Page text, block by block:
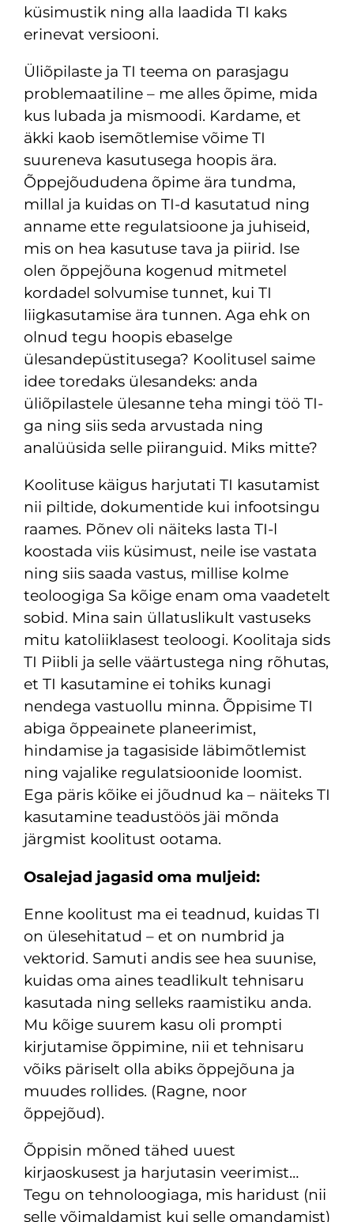
küsimustik ning alla laadida TI kaks
erinevat versiooni.
Üliõpilaste ja TI teema on parasjagu
problemaatiline – me alles õpime, mida
kus lubada ja mismoodi. Kardame, et
äkki kaob isemõtlemise võime TI
suureneva kasutusega hoopis ära.
Õppejõududena õpime ära tundma,
millal ja kuidas on TI-d kasutatud ning
anname ette regulatsioone ja juhiseid,
mis on hea kasutuse tava ja piirid. Ise
olen õppejõuna kogenud mitmetel
kordadel solvumise tunnet, kui TI
liigkasutamise ära tunnen. Aga ehk on
olnud tegu hoopis ebaselge
ülesandepüstitusega? Koolitusel saime
idee toredaks ülesandeks: anda
üliõpilastele ülesanne teha mingi töö TI-
ga ning siis seda arvustada ning
analüüsida selle piiranguid. Miks mitte?
Koolituse käigus harjutati TI kasutamist
nii piltide, dokumentide kui infootsingu
raames. Põnev oli näiteks lasta TI-l
koostada viis küsimust, neile ise vastata
ning siis saada vastus, millise kolme
teoloogiga Sa kõige enam oma vaadetelt
sobid. Mina sain üllatuslikult vastuseks
mitu katoliiklasest teoloogi. Koolitaja sids
TI Piibli ja selle väärtustega ning rõhutas,
et TI kasutamine ei tohiks kunagi
nendega vastuollu minna. Õppisime TI
abiga õppeainete planeerimist,
hindamise ja tagasiside läbimõtlemist
ning vajalike regulatsioonide loomist.
Ega päris kõike ei jõudnud ka – näiteks TI
kasutamine teadustöös jäi mõnda
järgmist koolitust ootama.
Osalejad jagasid oma muljeid:
Enne koolitust ma ei teadnud, kuidas TI
on ülesehitatud – et on numbrid ja
vektorid. Samuti andis see hea suunise,
kuidas oma aines teadlikult tehnisaru
kasutada ning selleks raamistiku anda.
Mu kõige suurem kasu oli prompti
kirjutamise õppimine, nii et tehnisaru
võiks päriselt olla abiks õppejõuna ja
muudes rollides. (Ragne, noor
õppejõud).
Õppisin mõned tähed uuest
kirjaoskusest ja harjutasin veerimist…
Tegu on tehnoloogiaga, mis haridust (nii
selle võimaldamist kui selle omandamist)